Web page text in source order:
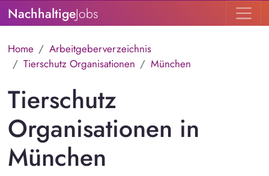
NachhaltigeJobs
Home
Arbeitgeberverzeichnis
Tierschutz Organisationen
München
Tierschutz
Organisationen in
München